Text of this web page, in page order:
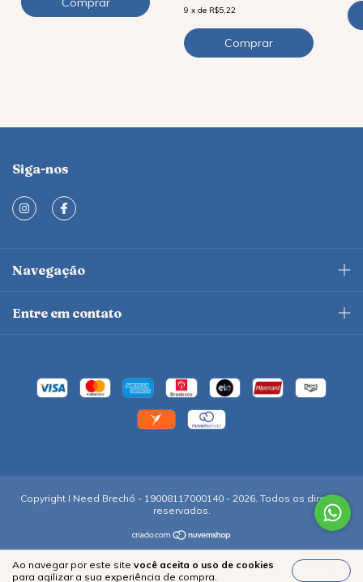
Ao navegar por este site você aceita o uso de cookies
para agilizar a sua experiência de compra.
9 xde R$5,22
Siga-nos
Navegação
Entre em contato
Copyright I Need Brechó - 19008117000140 - 2026. Todos os direitos
reservados.